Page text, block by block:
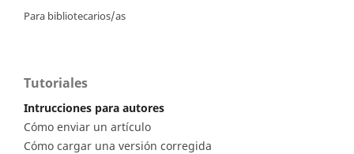
Para bibliotecarios/as
Tutoriales
Intrucciones para autores
Cómo enviar un artículo
Cómo cargar una versión corregida